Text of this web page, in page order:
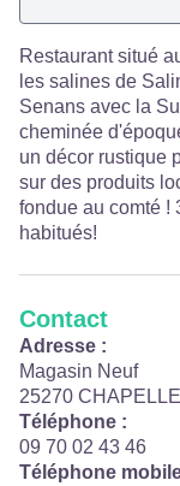
Restaurant situé
les salines de
Senans avec la
cheminée
un décor rustique
sur des produits
fondue au comté !
habitués!
Contact
Adresse :
Magasin Neuf
25270
Téléphone :
09 70 02 43 46
Téléphone